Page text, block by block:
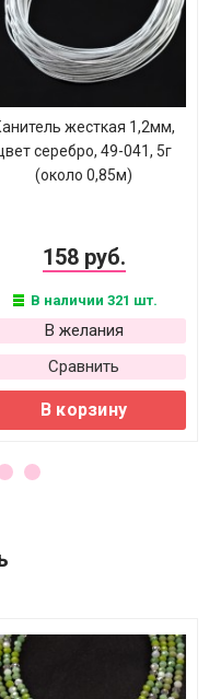
жесткая 1,2мм,
серебро, 49-041, 5г
(около 0,85м)
158 руб.
В наличии 321 шт.
В желания
Сравнить
В корзину